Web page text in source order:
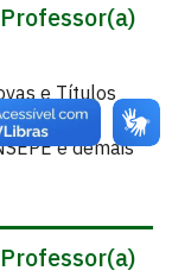
e Títulos
e
e demais